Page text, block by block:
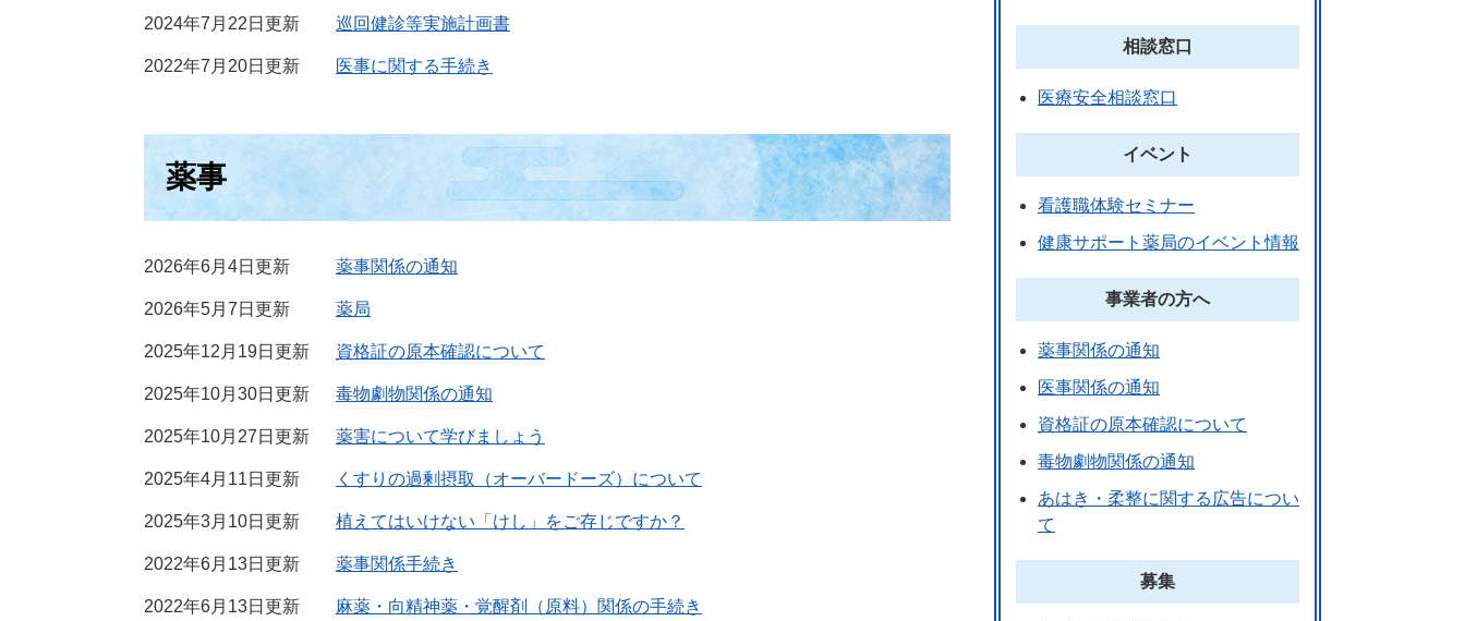
2024年7月22日更新 巡回健診等実施計画書
2022年7月20日更新 医事に関する手続き
薬事
2026年6月4日更新 薬事関係の通知
2026年5月7日更新 薬局
2025年12月19日更新 資格証の原本確認について
2025年10月30日更新 毒物劇物関係の通知
2025年10月27日更新 薬害について学びましょう
2025年4月11日更新 くすりの過剰摂取（オーバードーズ）について
2025年3月10日更新 植えてはいけない「けし」をご存じですか？
2022年6月13日更新 薬事関係手続き
2022年6月13日更新 麻薬・向精神薬・覚醒剤（原料）関係の手続き
相談窓口
医療安全相談窓口
イベント
看護職体験セミナー
健康サポート薬局のイベント情報
事業者の方へ
薬事関係の通知
医事関係の通知
資格証の原本確認について
毒物劇物関係の通知
あはき・柔整に関する広告につい
て
募集